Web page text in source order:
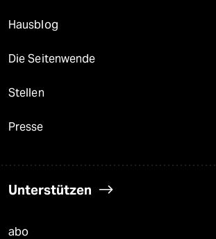
Hausblog
Die Seitenwende
Stellen
Presse
Unterstützen
abo